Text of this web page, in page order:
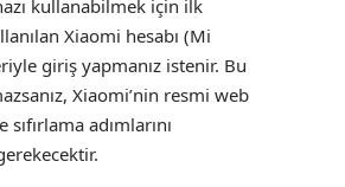
kullanabilmek için ilk
Xiaomi hesabı (Mi
giriş yapmanız istenir. Bu
Xiaomi’nin resmi web
adımlarını